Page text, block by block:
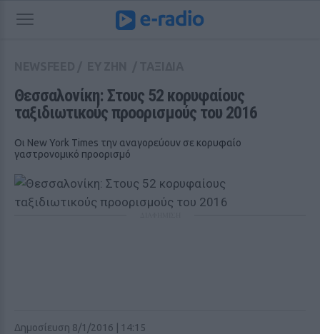
Θεσσαλονίκη: Στους 52 κορυφαίους
ταξιδιωτικούς προορισμούς του 2016
Οι New York Times την αναγορεύουν σε κορυφαίο
γαστρονομικό προορισμό
Δημοσίευση 8/1/2016 | 14:15